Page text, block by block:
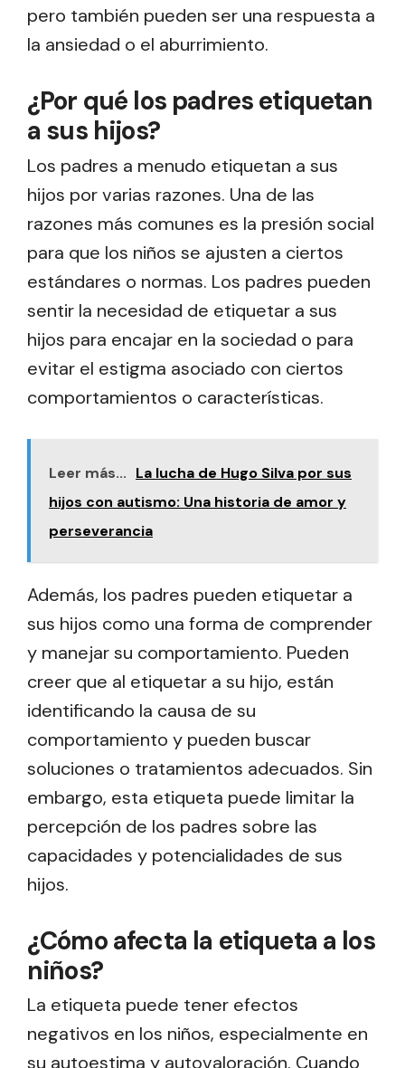
pero también pueden ser una respuesta a
la ansiedad o el aburrimiento.
¿Por qué los padres etiquetan
a sus hijos?
Los padres a menudo etiquetan a sus
hijos por varias razones. Una de las
razones más comunes es la presión social
para que los niños se ajusten a ciertos
estándares o normas. Los padres pueden
sentir la necesidad de etiquetar a sus
hijos para encajar en la sociedad o para
evitar el estigma asociado con ciertos
comportamientos o características.
Leer más... La lucha de Hugo Silva por sus
hijos con autismo: Una historia de amor y
perseverancia
Además, los padres pueden etiquetar a
sus hijos como una forma de comprender
y manejar su comportamiento. Pueden
creer que al etiquetar a su hijo, están
identificando la causa de su
comportamiento y pueden buscar
soluciones o tratamientos adecuados. Sin
embargo, esta etiqueta puede limitar la
percepción de los padres sobre las
capacidades y potencialidades de sus
hijos.
¿Cómo afecta la etiqueta a los
niños?
La etiqueta puede tener efectos
negativos en los niños, especialmente en
su autoestima y autovaloración. Cuando